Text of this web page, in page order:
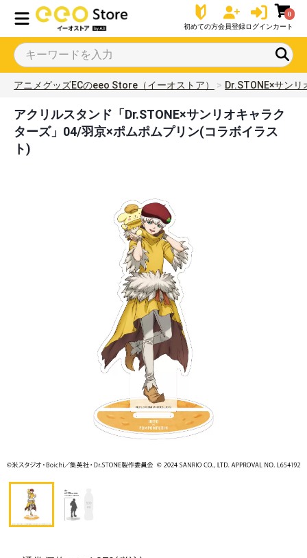
初めての方会員登録ログイン
0
カート
アニメグッズECのeeo Store（イーオストア） Dr.STONE×サン
アクリルスタンド「Dr.STONE×サンリオキャラク
ターズ」04/羽京×ポムポムプリン(コラボイラス
ト)